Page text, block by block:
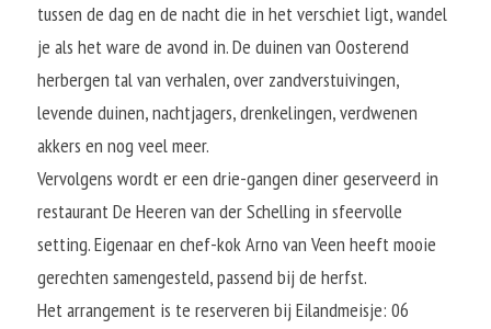
tussen de dag en de nacht die in het verschiet ligt, wandel
je als het ware de avond in. De duinen van Oosterend
herbergen tal van verhalen, over zandverstuivingen,
levende duinen, nachtjagers, drenkelingen, verdwenen
akkers en nog veel meer.
Vervolgens wordt er een drie-gangen diner geserveerd in
restaurant De Heeren van der Schelling in sfeervolle
setting. Eigenaar en chef-kok Arno van Veen heeft mooie
gerechten samengesteld, passend bij de herfst.
Het arrangement is te reserveren bij Eilandmeisje: 06